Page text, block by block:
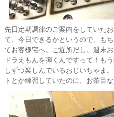
先日定期調律のご案内をしていた
て、今日できるかというので、も
てお客様宅へ。ご近所だし。週末
ドラえもんを弾くんですって！も
しずつ楽しんでいるおじいちゃま
トとか練習していたのに、お茶目